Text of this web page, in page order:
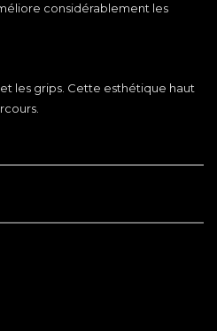
considérablement les
les grips. Cette esthétique haut